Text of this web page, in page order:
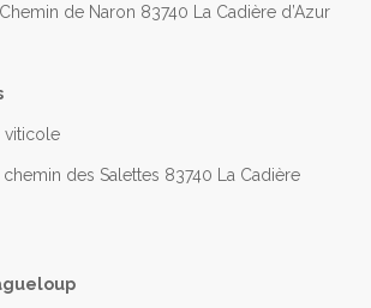
de Naron 83740 La Cadière d’Azur
des Salettes 83740 La Cadière